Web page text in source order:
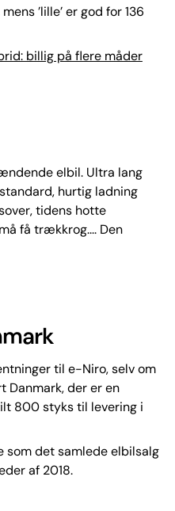
’lille’ er god for 136
billig på flere måder
elbil. Ultra lang
hurtig ladning
tidens hotte
få trækkrog.... Den
til e-Niro, selv om
Danmark, der er en
800 styks til levering i
som det samlede elbilsalg
af 2018.